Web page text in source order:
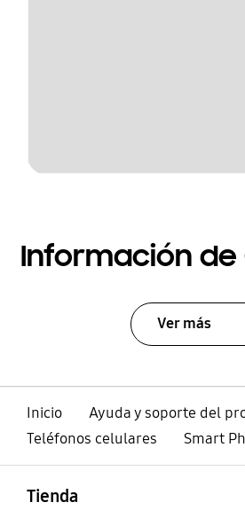
Información
Ver más
Inicio
Ayuda y soporte del
Teléfonos celulares
Smart
Tienda